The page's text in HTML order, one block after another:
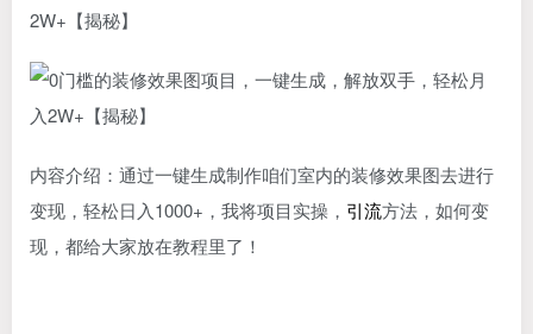
2W+【揭秘】
内容介绍：通过一键生成制作咱们室内的装修效果图去进行
变现，轻松日入1000+，我将项目实操， 引流方法，如何变
现，都给大家放在教程里了！